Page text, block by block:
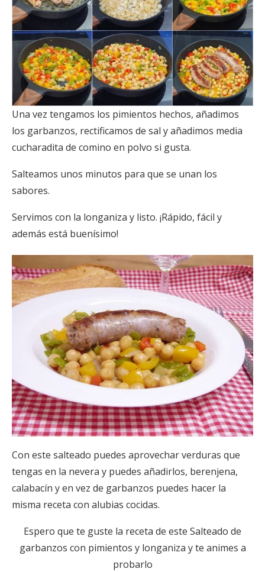
Una vez tengamos los pimientos hechos, añadimos
los garbanzos, rectificamos de sal y añadimos media
cucharadita de comino en polvo si gusta.
Salteamos unos minutos para que se unan los
sabores.
Servimos con la longaniza y listo. ¡Rápido, fácil y
además está buenísimo!
Con este salteado puedes aprovechar verduras que
tengas en la nevera y puedes añadirlos, berenjena,
calabacín y en vez de garbanzos puedes hacer la
misma receta con alubias cocidas.
Espero que te guste la receta de este Salteado de
garbanzos con pimientos y longaniza y te animes a
probarlo